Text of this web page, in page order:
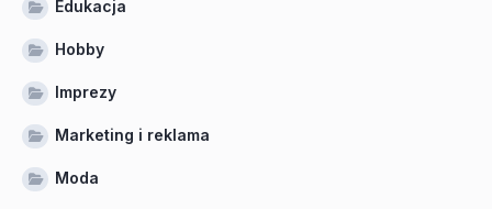
Edukacja
Hobby
Imprezy
Marketing i reklama
Moda